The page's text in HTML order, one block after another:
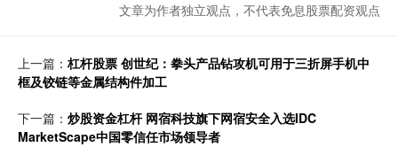
文章为作者独立观点，不代表免息股票配资观点
上一篇： 杠杆股票 创世纪：拳头产品钻攻机可用于三折屏手机中
框及铰链等金属结构件加工
下一篇： 炒股资金杠杆 网宿科技旗下网宿安全入选IDC
MarketScape中国零信任市场领导者